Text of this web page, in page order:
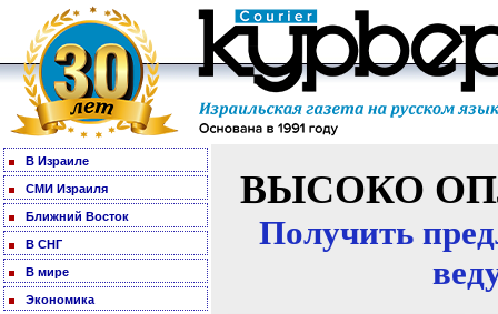
В Израиле
СМИ Израиля
Ближний Восток
В СНГ
В мире
Экономика
ВЫСОКО
Получить